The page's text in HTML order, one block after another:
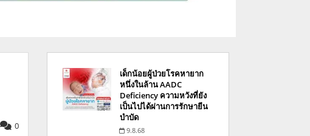
0
เด็กน้อยผู้ป่วยโรคหายาก
หนึ่งในล้าน AADC
Deficiency ความหวังที่ยัง
เป็นไปได้ผ่านการรักษายีน
บำบัด
9.8.68